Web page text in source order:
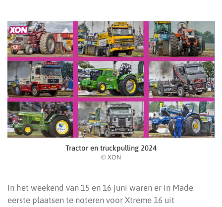
Tractor en truckpulling 2024
© XON
In het weekend van 15 en 16 juni waren er in Made
eerste plaatsen te noteren voor Xtreme 16 uit